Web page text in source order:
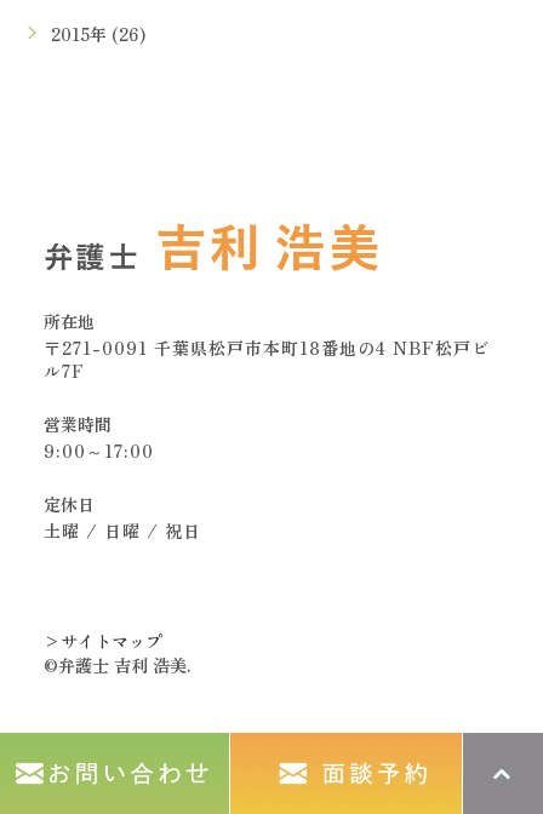
2015年 (26)
>サイトマップ
©︎弁護士 吉利 浩美.
所在地
〒271-0091 千葉県松戸市本町18番地の4 NBF松戸ビ
ル7F
営業時間
9:00～17:00
定休日
土曜 / 日曜 / 祝日